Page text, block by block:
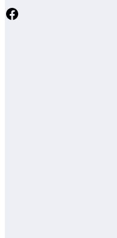
Facebook